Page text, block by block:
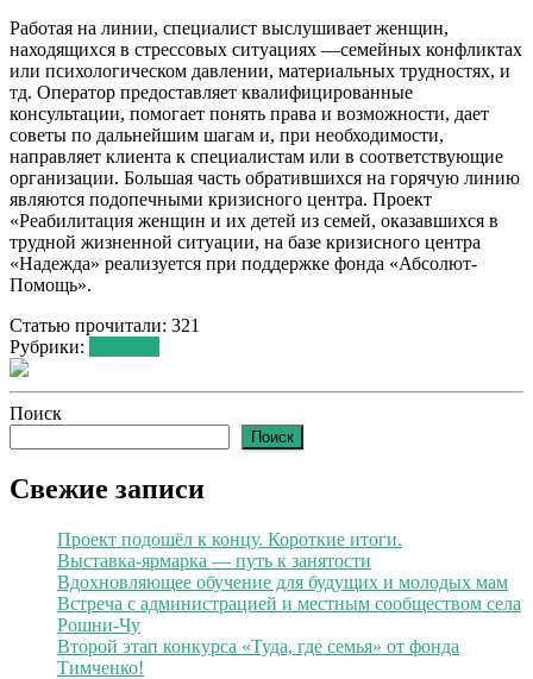
Работая на линии, специалист выслушивает женщин,
находящихся в стрессовых ситуациях —семейных конфликтах
или психологическом давлении, материальных трудностях, и
тд. Оператор предоставляет квалифицированные
консультации, помогает понять права и возможности, дает
советы по дальнейшим шагам и, при необходимости,
направляет клиента к специалистам или в соответствующие
организации. Большая часть обратившихся на горячую линию
являются подопечными кризисного центра. Проект
«Реабилитация женщин и их детей из семей, оказавшихся в
трудной жизненной ситуации, на базе кризисного центра
«Надежда» реализуется при поддержке фонда «Абсолют-
Помощь».
Статью прочитали: 321
Рубрики:
Поиск
Поиск
Свежие записи
Проект подошёл к концу. Короткие итоги.
Выставка-ярмарка — путь к занятости
Вдохновляющее обучение для будущих и молодых мам
Встреча с администрацией и местным сообществом села
Рошни-Чу
Второй этап конкурса «Туда, где семья» от фонда
Тимченко!